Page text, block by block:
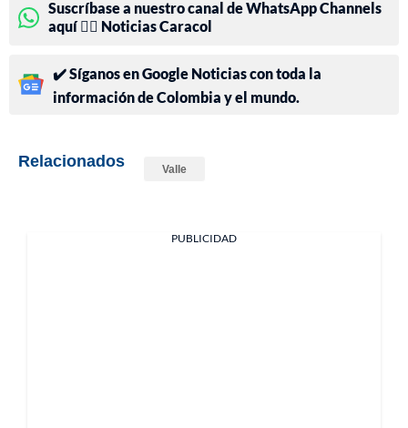
Suscríbase a nuestro canal de WhatsApp Channels
aquí 👉🏻 Noticias Caracol
✔️ Síganos en Google Noticias con toda la
información de Colombia y el mundo.
Relacionados Valle
PUBLICIDAD